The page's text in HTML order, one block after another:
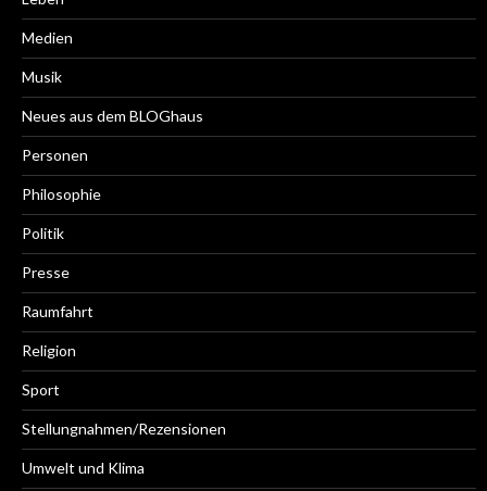
Medien
Musik
Neues aus dem BLOGhaus
Personen
Philosophie
Politik
Presse
Raumfahrt
Religion
Sport
Stellungnahmen/Rezensionen
Umwelt und Klima